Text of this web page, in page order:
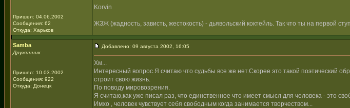
Пришел: 04.06.2002
Сообщения: 62
Откуда: Харьков
Korvin
ЖЗЖ (жадность, зависть, жестокость) - дьявольский коктейль. Так что ты на первой
Samba
Дружинник
Пришел: 10.03.2002
Сообщения: 922
Откуда: Донецк
Добавлено: 09 августа 2002, 16:05
Хм...
Интересный вопрос.Я считаю что судьбы все же нет.Скорее это такой поэтический
строит свою жизнь.
По поводу мировозрения.
Я считаю,как уже писал раз, что единственное что имеет смысл для человека - это
Имхо , человек чувствует себя свободным когда занимается творчеством...